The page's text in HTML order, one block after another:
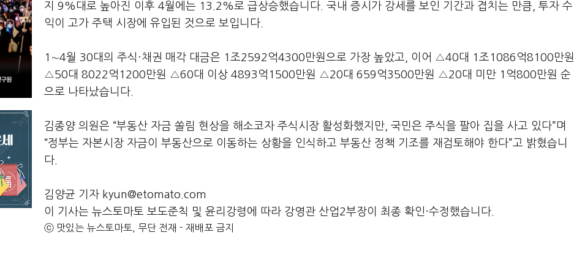
지 9%대로 높아진 이후 4월에는 13.2%로 급상승했습니다. 국내 증시가 강세를 보인 기간과 겹치는 만큼, 투자 수
익이 고가 주택 시장에 유입된 것으로 보입니다.
1∼4월 30대의 주식·채권 매각 대금은 1조2592억4300만원으로 가장 높았고, 이어 △40대 1조1086억8100만원
△50대 8022억1200만원 △60대 이상 4893억1500만원 △20대 659억3500만원 △20대 미만 1억800만원 순
으로 나타났습니다.
김종양 의원은 “부동산 자금 쏠림 현상을 해소코자 주식시장 활성화했지만, 국민은 주식을 팔아 집을 사고 있다”며
“정부는 자본시장 자금이 부동산으로 이동하는 상황을 인식하고 부동산 정책 기조를 재검토해야 한다”고 밝혔습니
다.
김양균 기자 kyun@etomato.com
이 기사는 뉴스토마토 보도준칙 및 윤리강령에 따라 강영관 산업2부장이 최종 확인·수정했습니다.
ⓒ 맛있는 뉴스토마토, 무단 전재 - 재배포 금지